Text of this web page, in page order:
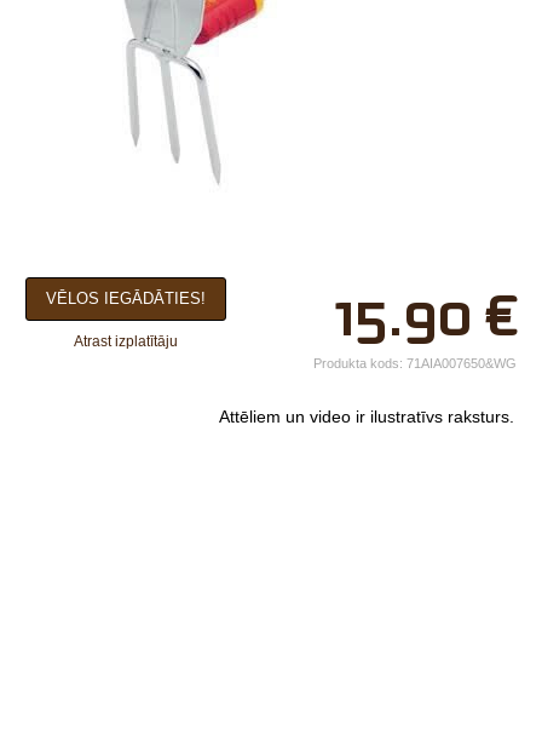
×
Jūsu vārds*
Uzņēmuma
15.90 €
VĒLOS IEGĀDĀTIES!
Atrast izplatītāju
Produkta kods: 71AIA007650&WG
Attēliem un video ir ilustratīvs raksturs.